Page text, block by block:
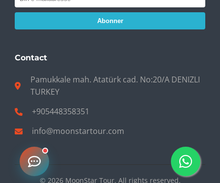
Abonner
Contact
Pamukkale mah. Atatürk cad. No:20/A DENIZLI
TURKEY
+905448358351
info@moonstartour.com
© 2026 MoonStar Tour. All rights reserved.